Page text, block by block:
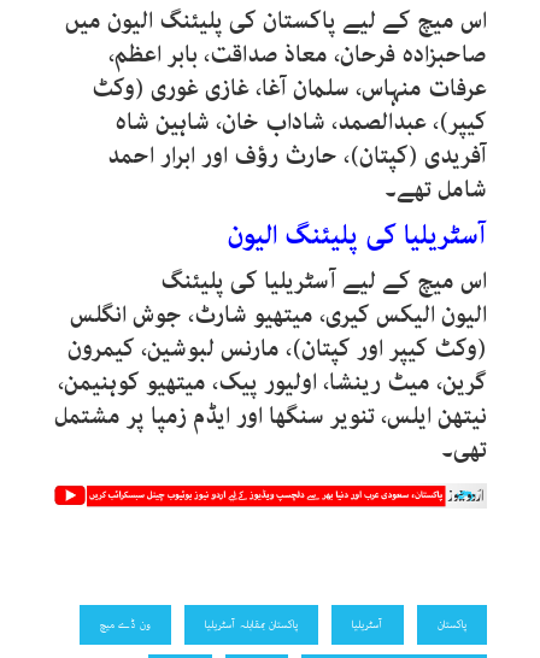
اس میچ کے لیے پاکستان کی پلیئنگ الیون میں
صاحبزادہ فرحان، معاذ صداقت، بابر اعظم،
عرفات منہاس، سلمان آغا، غازی غوری (وکٹ
کیپر)، عبدالصمد، شاداب خان، شاہین شاہ
آفریدی (کپتان)، حارث رؤف اور ابرار احمد
شامل تھے۔
آسٹریلیا کی پلیئنگ الیون
اس میچ کے لیے آسٹریلیا کی پلیئنگ
الیون الیکس کیری، میتھیو شارٹ، جوش انگلس
(وکٹ کیپر اور کپتان)، مارنس لبوشین، کیمرون
گرین، میٹ رینشا، اولیور پیک، میتھیو کوہنیمن،
نیتھن ایلس، تنویر سنگھا اور ایڈم زمپا پر مشتمل
تھی۔
پاکستان آسٹریلیا پاکستان بمقابلہ آسٹریلیا ون ڈے میچ